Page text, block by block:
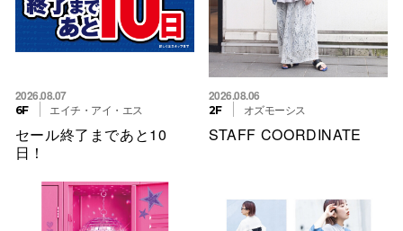
2026.08.07
6F エイチ・アイ・エス
セール終了まであと10
日！
2026.08.06
2F オズモーシス
STAFF COORDINATE